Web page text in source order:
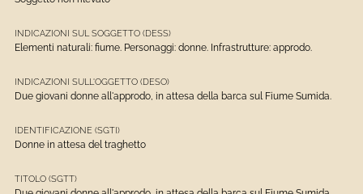
INDICAZIONI SUL SOGGETTO (DESS)
Elementi naturali: fiume. Personaggi: donne. Infrastrutture: approdo.
INDICAZIONI SULL'OGGETTO (DESO)
Due giovani donne all'approdo, in attesa della barca sul Fiume Sumida.
IDENTIFICAZIONE (SGTI)
Donne in attesa del traghetto
TITOLO (SGTT)